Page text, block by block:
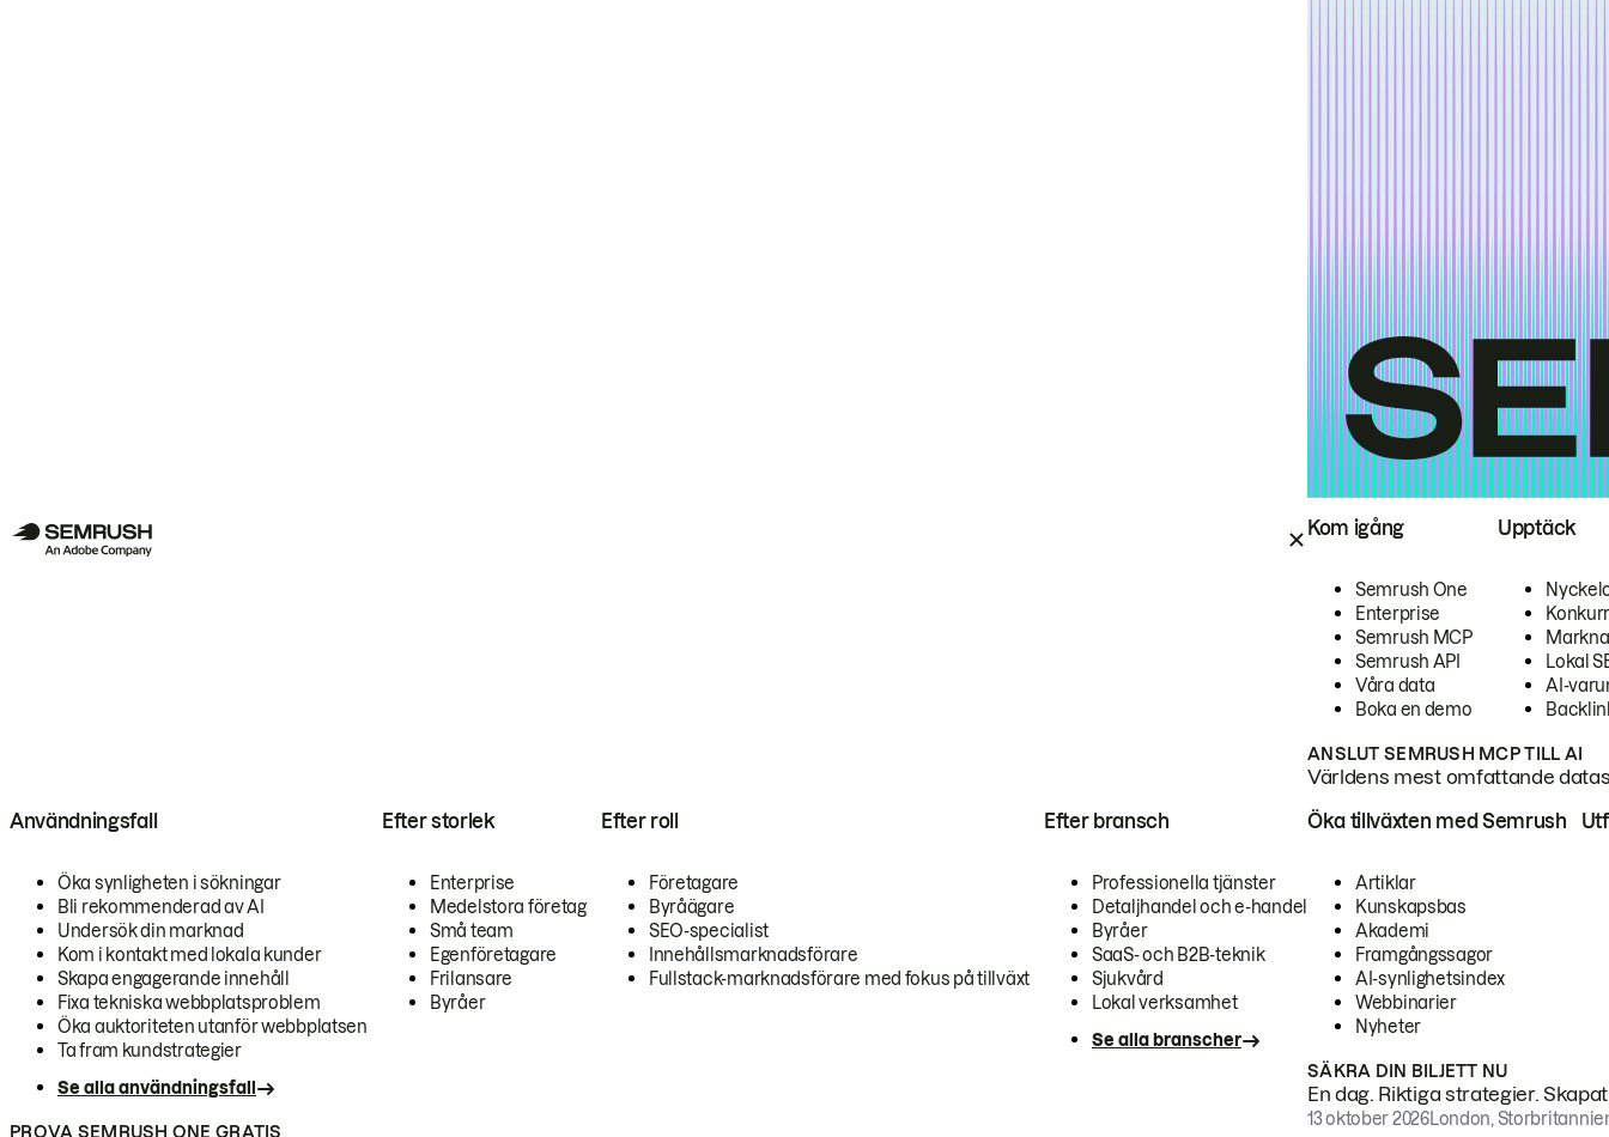
Kom igång
Semrush One
Enterprise
Semrush MCP
Semrush API
Våra data
Boka en demo
Upptäck
Lokal
AI-
ANSLUT SEMRUSH MCP TILL AI
Världens mest omfattande
Användningsfall
Öka synligheten i sökningar
Bli rekommenderad av AI
Undersök din marknad
Kom i kontakt med lokala kunder
Skapa engagerande innehåll
Fixa tekniska webbplatsproblem
Öka auktoriteten utanför webbplatsen
Ta fram kundstrategier
Se alla användningsfall
Efter storlek
Enterprise
Medelstora företag
Små team
Egenföretagare
Frilansare
Byråer
Efter roll
Företagare
Byråägare
SEO-specialist
Innehållsmarknadsförare
Fullstack-marknadsförare med fokus på tillväxt
Efter bransch
Professionella tjänster
Detaljhandel och e-handel
Byråer
SaaS- och B2B-teknik
Sjukvård
Lokal verksamhet
Se alla branscher
PROVA SEMRUSH ONE GRATIS
Öka tillväxten med Semrush
Artiklar
Kunskapsbas
Akademi
Framgångssagor
AI-synlighetsindex
Webbinarier
Nyheter
SÄKRA DIN BILJETT NU
En dag. Riktiga strategier.
13 oktober 2026London,